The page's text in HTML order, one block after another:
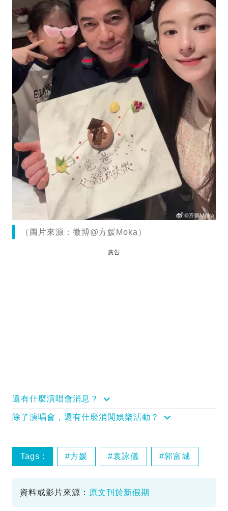
（圖片來源：微博@方媛Moka）
廣告
還有什麼演唱會消息？
除了演唱會，還有什麼消閒娛樂活動？
Tags : 方媛 袁詠儀 郭富城
資料或影片來源： 原文刊於新假期